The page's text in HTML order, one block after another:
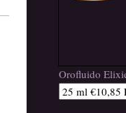
Orofluido